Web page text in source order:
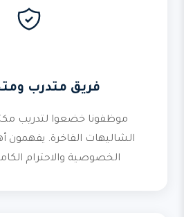
فريق متدرب
موظفونا خضعوا لتدريب
الشاليهات الفاخرة. يفهمون
الخصوصية والاحترام